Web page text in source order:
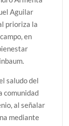
Aguilar
prioriza la
en
saludo del
comunidad
al señalar
mediante